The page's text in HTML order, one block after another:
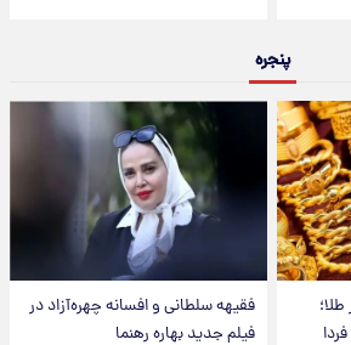
پنجره
فقیهه سلطانی و افسانه چهره‌آزاد در
فیلم جدید بهاره رهنما